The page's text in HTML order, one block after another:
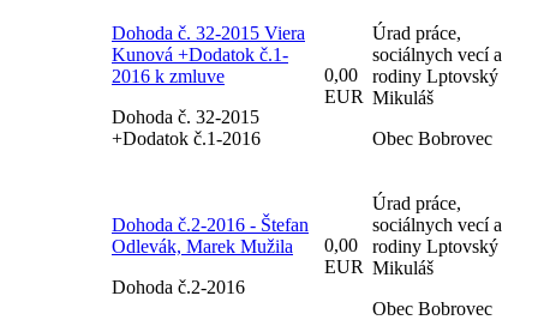
Dohoda č. 32-2015 Viera
Kunová +Dodatok č.1-
2016 k zmluve
Dohoda č. 32-2015
+Dodatok č.1-2016
0,00
EUR
Úrad práce,
sociálnych vecí a
rodiny Lptovský
Mikuláš
Obec Bobrovec
Dohoda č.2-2016 - Štefan
Odlevák, Marek Mužila
Dohoda č.2-2016
0,00
EUR
Úrad práce,
sociálnych vecí a
rodiny Lptovský
Mikuláš
Obec Bobrovec